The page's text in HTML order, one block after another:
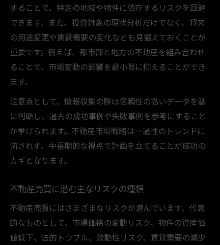
することで、特定の地域や物件に依存するリスクを回避
できます。また、投資対象の現状分析だけでなく、将来
の用途変更や賃貸需要の変化なども見据えておくことが
重要です。例えば、都市部と地方の不動産を組み合わせ
ることで、市場変動の影響を最小限に抑えることができ
ます。
注意点として、情報収集の際は信頼性の高いデータを基
に判断し、過去の成功事例や失敗事例を参考にすること
が挙げられます。不動産市場戦略は一過性のトレンドに
流されず、中長期的な視点で計画を立てることが成功の
カギとなります。
不動産売買に潜む主なリスクの種類
不動産売買にはさまざまなリスクが潜んでいます。代表
的なものとして、市場価格の変動リスク、物件の資産価
値低下、法的トラブル、流動性リスク、賃貸需要の減少